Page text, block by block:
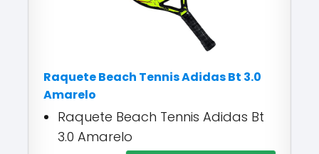
Raquete Beach Tennis Adidas Bt 3.0
Amarelo
Raquete Beach Tennis Adidas Bt
3.0 Amarelo